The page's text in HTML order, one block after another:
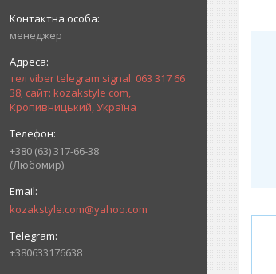
менеджер
тел viber telegram signal: 063 317 66
38; сайт: kozakstyle com,
Кропивницький, Україна
+380 (63) 317-66-38
(Любомир)
kozakstyle.com@yahoo.com
+380633176638